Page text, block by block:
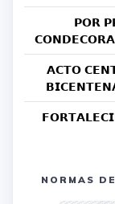
𝗣𝗢𝗥
𝗔𝗖𝗧𝗢
NORMAS